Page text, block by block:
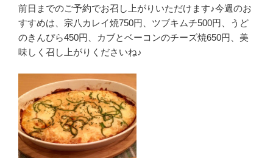
前日までのご予約でお召し上がりいただけます♪今週のお
すすめは、宗八カレイ焼750円、ツブキムチ500円、うど
のきんぴら450円、カブとベーコンのチーズ焼650円、美
味しく召し上がりくださいね♪